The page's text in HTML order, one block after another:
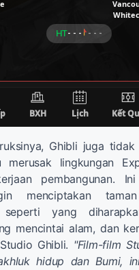
Ghibli juga tidak
merusak lingkungan
pembangunan.
menciptakan
seperti yang
mencintai alam, dan
Ghibli. "Film-film
hidup dan Bumi,